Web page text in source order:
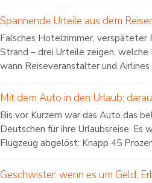
Spannende Urteile aus dem
Falsches Hotelzimmer,
Strand – drei Urteile zeigen, welche
wann Reiseveranstalter und
Mit dem Auto in den Urlaub:
Bis vor Kurzem war das Auto das
Deutschen für ihre Urlaubsreise. Es
Flugzeug abgelöst: Knapp 45
Geschwister: wenn es um Geld,